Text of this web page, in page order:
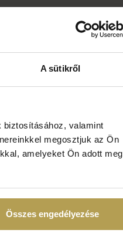
A sütikről
biztosításához, valamint
megosztjuk az Ön
amelyeket Ön adott meg
Összes engedélyezése